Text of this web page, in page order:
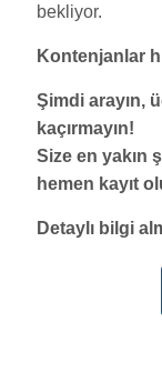
bekliyor.
Kontenjanlar
Şimdi arayın,
kaçırmayın!
Size en yakın
hemen kayıt
Detaylı bilgi